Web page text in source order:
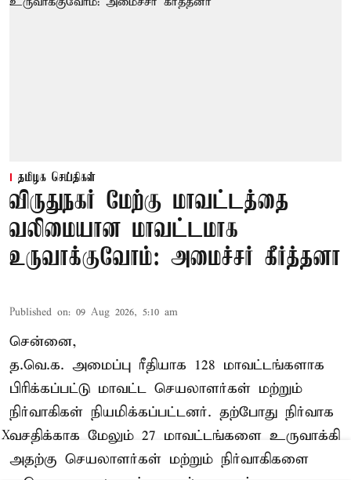
தமிழக செய்திகள்
விருதுநகர் மேற்கு மாவட்டத்தை
வலிமையான மாவட்டமாக
உருவாக்குவோம்: அமைச்சர் கீர்த்தனா
Published on: 09 Aug 2026, 5:10 am
சென்னை,
த.வெ.க. அமைப்பு ரீதியாக 128 மாவட்டங்களாக
பிரிக்கப்பட்டு மாவட்ட செயலாளர்கள் மற்றும்
நிர்வாகிகள் நியமிக்கப்பட்டனர். தற்போது நிர்வாக
வசதிக்காக மேலும் 27 மாவட்டங்களை உருவாக்கி
அதற்கு செயலாளர்கள் மற்றும் நிர்வாகிகளை
X